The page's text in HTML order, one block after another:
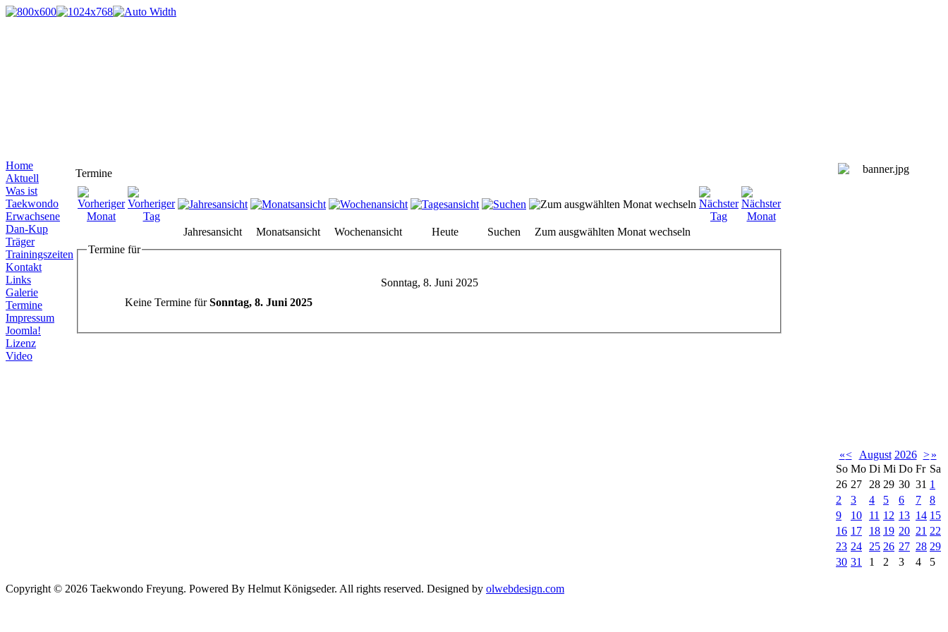
Home
Aktuell
Was ist
Taekwondo
Erwachsene
Dan-Kup
Träger
Trainingszeiten
Kontakt
Links
Galerie
Termine
Impressum
Joomla!
Lizenz
Video
Termine
Jahresansicht Monatsansicht Wochenansicht Heute Suchen
Zum ausgwählten Monat wechseln
Termine für
Sonntag, 8. Juni 2025
Keine Termine fürSonntag, 8. Juni 2025
«< August 2026 > »
So Mo Di Mi Do Fr Sa
26 27 28 29 30 31 1
2
3 4 5 6 7
8
9
10 11 12 13 14 15
16 17 18 19 20 21 22
23 24 25 26 27 28 29
30 31 1 2 3 4 5
Copyright © 2026 Taekwondo Freyung. Powered By Helmut Königseder. All rights reserved. Designed by olwebdesign.com